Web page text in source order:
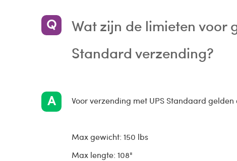
Wat zijn de limieten voor
Standard verzending?
Voor verzending met UPS Standaard
Max gewicht: 150 lbs
Max lengte: 108"